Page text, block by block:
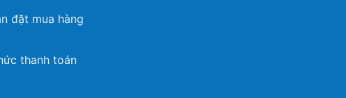
đặt mua hàng
thanh toán